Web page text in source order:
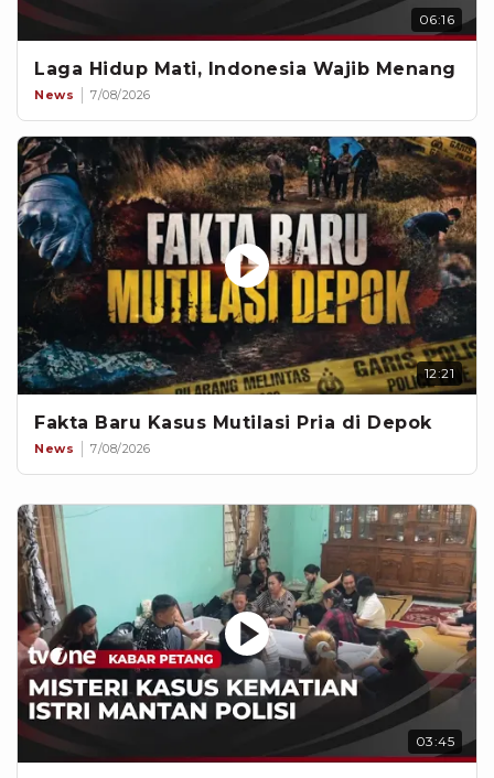
06:16
Laga Hidup Mati, Indonesia Wajib Menang
News 7/08/2026
12:21
Fakta Baru Kasus Mutilasi Pria di Depok
News 7/08/2026
03:45